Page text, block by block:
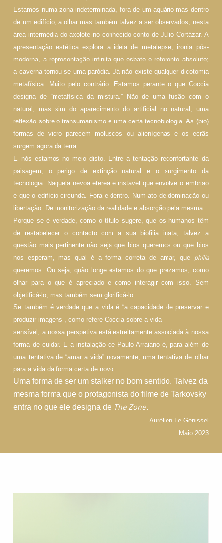
Estamos numa zona indeterminada, fora de um aquário mas dentro
de um edifício, a olhar mas também talvez a ser observados, nesta
área intermédia do axolote no conhecido conto de Julio Cortázar. A
apresentação estética explora a ideia de metalepse, ironia pós-
moderna, a representação infinita que esbate o referente absoluto;
a caverna tornou-se uma paródia. Já não existe qualquer dicotomia
metafísica. Muito pelo contrário. Estamos perante o que Coccia
designa de “metafísica da mistura.” Não de uma fusão com o
natural, mas sim do aparecimento do artificial no natural, uma
reflexão sobre o transumanismo e uma certa tecnobiologia. As (bio)
formas de vidro parecem moluscos ou alienígenas e os ecrãs
surgem agora da terra.
E nós estamos no meio disto. Entre a tentação reconfortante da
paisagem, o perigo de extinção natural e o surgimento da
tecnologia. Naquela névoa etérea e instável que envolve o embrião
e que o edifício circunda. Fora e dentro. Num ato de dominação ou
libertação. De monitorização da realidade e absorção pela mesma.
Porque se é verdade, como o título sugere, que os humanos têm
de restabelecer o contacto com a sua biofilia inata, talvez a
questão mais pertinente não seja que bios queremos ou que bios
nos esperam, mas qual é a forma correta de amar, que
philia
queremos. Ou seja, quão longe estamos do que prezamos, como
olhar para o que é apreciado e como interagir com isso. Sem
objetificá-lo, mas também sem glorificá-lo.
Se também é verdade que a vida é “a capacidade de preservar e
produzir imagens”, como refere Coccia sobre a vida
sensível, a nossa perspetiva está estreitamente associada à nossa
forma de cuidar. E a instalação de Paulo Arraiano é, para além de
uma tentativa de “amar a vida” novamente, uma tentativa de olhar
para a vida da forma certa de novo.
Uma forma de ser um stalker no bom sentido. Talvez da
mesma forma que o protagonista do filme de Tarkovsky
entra no que ele designa de The Zone.
Aurélien Le Genissel
Maio 2023